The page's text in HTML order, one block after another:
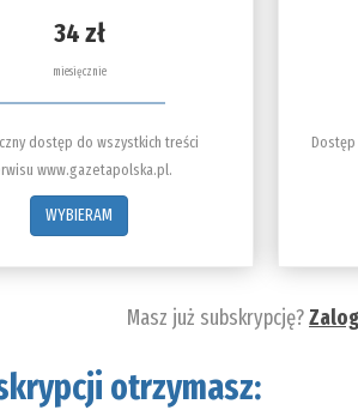
34 zł
miesięcznie
dostęp do wszystkich treści
www.gazetapolska.pl.
WYBIERAM
Masz już subskrypcję?
otrzymasz: